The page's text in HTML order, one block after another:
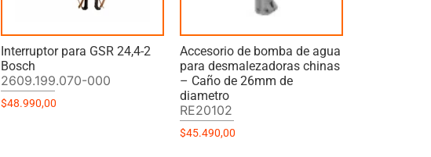
Interruptor para GSR 24,4-2
Bosch
2609.199.070-000
$48.990,00
Accesorio de bomba de agua
para desmalezadoras chinas
– Caño de 26mm de
diametro
RE20102
$45.490,00